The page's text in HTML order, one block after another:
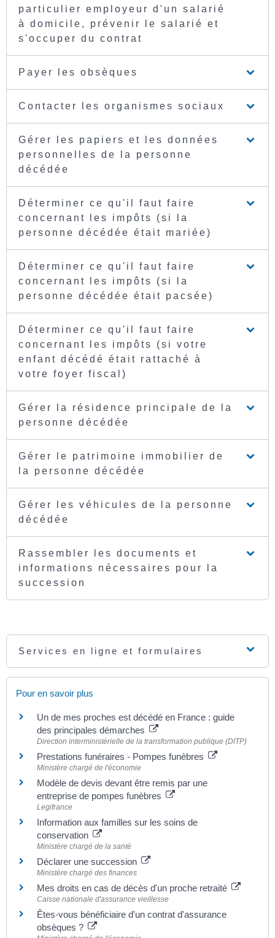
particulier employeur d'un salarié
à domicile, prévenir le salarié et
s'occuper du contrat
Payer les obsèques
Contacter les organismes sociaux
Gérer les papiers et les données
personnelles de la personne
décédée
Déterminer ce qu'il faut faire
concernant les impôts (si la
personne décédée était mariée)
Déterminer ce qu'il faut faire
concernant les impôts (si la
personne décédée était pacsée)
Déterminer ce qu'il faut faire
concernant les impôts (si votre
enfant décédé était rattaché à
votre foyer fiscal)
Gérer la résidence principale de la
personne décédée
Gérer le patrimoine immobilier de
la personne décédée
Gérer les véhicules de la personne
décédée
Rassembler les documents et
informations nécessaires pour la
succession
Services en ligne et formulaires
Pour en savoir plus
Un de mes proches est décédé en France : guide
des principales démarches
Direction interministérielle de la transformation publique (DITP)
Prestations funéraires - Pompes funèbres
Ministère chargé de l'économie
Modèle de devis devant être remis par une
entreprise de pompes funèbres
Legifrance
Information aux familles sur les soins de
conservation
Ministère chargé de la santé
Déclarer une succession
Ministère chargé des finances
Mes droits en cas de décès d'un proche retraité
Caisse nationale d'assurance vieillesse
Êtes-vous bénéficiaire d'un contrat d'assurance
obsèques ?